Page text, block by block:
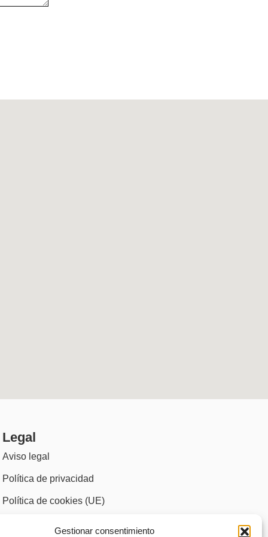
Gestionar consentimiento
Legal
Aviso legal
Política de privacidad
Política de cookies (UE)